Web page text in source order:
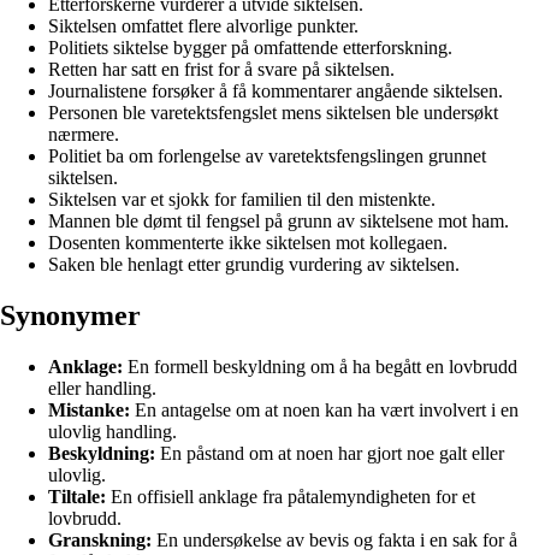
Siktelsen omfattet flere alvorlige punkter.
Politiets siktelse bygger på omfattende etterforskning.
Retten har satt en frist for å svare på siktelsen.
Journalistene forsøker å få kommentarer angående siktelsen.
Personen ble varetektsfengslet mens siktelsen ble undersøkt
nærmere.
Politiet ba om forlengelse av varetektsfengslingen grunnet
siktelsen.
Siktelsen var et sjokk for familien til den mistenkte.
Mannen ble dømt til fengsel på grunn av siktelsene mot ham.
Dosenten kommenterte ikke siktelsen mot kollegaen.
Saken ble henlagt etter grundig vurdering av siktelsen.
Synonymer
Anklage: En formell beskyldning om å ha begått en lovbrudd
eller handling.
Mistanke: En antagelse om at noen kan ha vært involvert i en
ulovlig handling.
Beskyldning: En påstand om at noen har gjort noe galt eller
ulovlig.
Tiltale: En offisiell anklage fra påtalemyndigheten for et
lovbrudd.
Granskning: En undersøkelse av bevis og fakta i en sak for å